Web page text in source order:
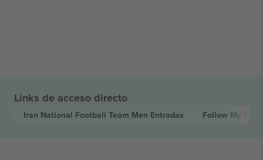
Links de acceso directo
Iran National Football Team Men Entradas Follow My